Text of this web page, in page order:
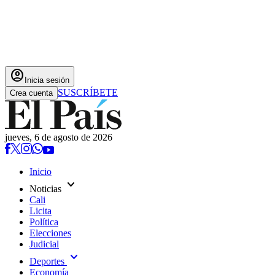
account_circle Inicia sesión
Crea cuenta SUSCRÍBETE
jueves, 6 de agosto de 2026
Inicio
Noticias expand_more
Cali
Licita
Política
Elecciones
Judicial
Deportes expand_more
Economía